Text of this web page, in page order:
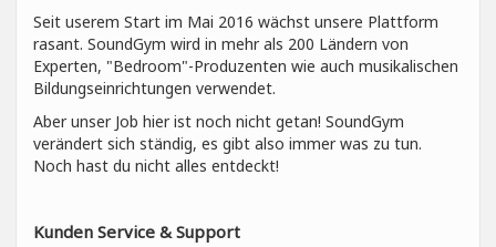
Seit userem Start im Mai 2016 wächst unsere Plattform
rasant. SoundGym wird in mehr als 200 Ländern von
Experten, "Bedroom"-Produzenten wie auch musikalischen
Bildungseinrichtungen verwendet.
Aber unser Job hier ist noch nicht getan! SoundGym
verändert sich ständig, es gibt also immer was zu tun.
Noch hast du nicht alles entdeckt!
Kunden Service & Support